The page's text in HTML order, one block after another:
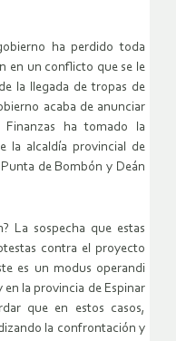
ha perdido toda
en un conflicto que se le
la llegada de tropas de
acaba de anunciar
ha tomado la
la alcaldía provincial de
de Bombón y Deán
La sospecha que estas
contra el proyecto
es un modus operandi
en la provincia de Espinar
que en estos casos,
la confrontación y